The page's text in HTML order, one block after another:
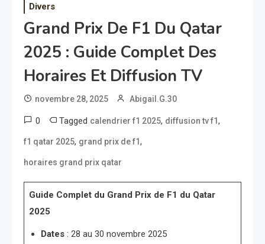
Divers
Grand Prix De F1 Du Qatar
2025 : Guide Complet Des
Horaires Et Diffusion TV
novembre 28, 2025 Abigail.G.30
0 Tagged calendrier f1 2025, diffusion tv f1,
f1 qatar 2025, grand prix de f1,
horaires grand prix qatar
Guide Complet du Grand Prix de F1 du Qatar
2025
Dates: 28 au 30 novembre 2025